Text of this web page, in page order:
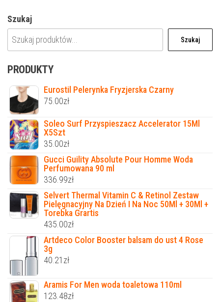
Szukaj
Szukaj
PRODUKTY
Eurostil Pelerynka Fryzjerska Czarny
75.00zł
Soleo Surf Przyspieszacz Accelerator 15Ml
X5Szt
35.00zł
Gucci Guility Absolute Pour Homme Woda
Perfumowana 90 ml
336.99zł
Selvert Thermal Vitamin C & Retinol Zestaw
Pielęgnacyjny Na Dzień I Na Noc 50Ml + 30Ml +
Torebka Grartis
435.00zł
Artdeco Color Booster balsam do ust 4 Rose
3g
40.21 zł
Aramis For Men woda toaletowa 110ml
123.48zł